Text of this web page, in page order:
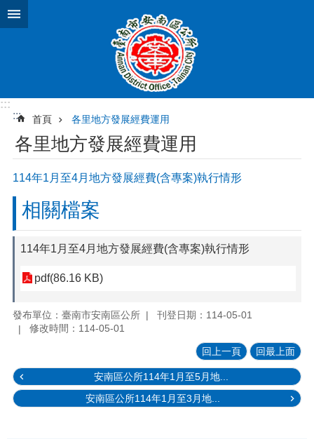
跳到主要內容區塊
:::
:::
首頁 各里地方發展經費運用
各里地方發展經費運用
114年1月至4月地方發展經費(含專案)執行情形
相關檔案
114年1月至4月地方發展經費(含專案)執行情形
pdf(86.16 KB)
發布單位：臺南市安南區公所
刊登日期：114-05-01
修改時間：114-05-01
回上一頁 回最上面
安南區公所114年1月至5月地...
安南區公所114年1月至3月地...